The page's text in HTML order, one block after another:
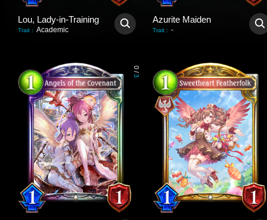
Lou, Lady-in-Training
Trait : Academic
Azurite Maiden
Trait : -
0
/
3